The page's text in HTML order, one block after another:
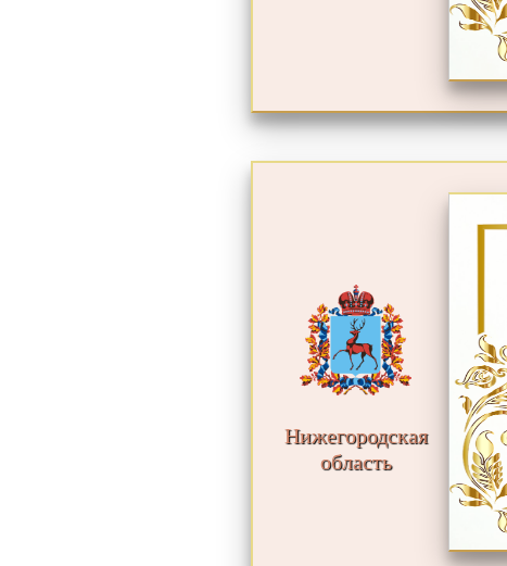
Нижегородская
область